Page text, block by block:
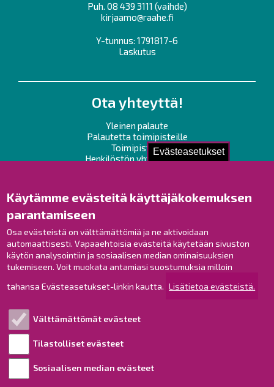
Evästeasetukset
Käytämme evästeitä käyttäjäkokemuksen
parantamiseen
Osa evästeistä on välttämättömiä ja ne aktivoidaan
automaattisesti. Vapaaehtoisia evästeitä käytetään sivuston
käytön analysointiin ja sosiaalisen median ominaisuuksien
tukemiseen. Voit muokata antamiasi suostumuksia milloin
tahansa Evästeasetukset-linkin kautta. Lisätietoa evästeistä.
Välttämättömät evästeet
Tilastolliset evästeet
Sosiaalisen median evästeet
Puh. 08 439 3111 (vaihde)
kirjaamo@raahe.fi
Y-tunnus: 1791817-6
Laskutus
Ota yhteyttä!
Yleinen palaute
Palautetta toimipisteille
Toimipisteet
Henkilöstön yhteystiedot
Raahe Facebookissa
Raahe Instagramissa
Raahe LinkedInissä
Raahe YouTubessa
Esityslistat ja pöytäkirjat
Viranhaltijapäätökset